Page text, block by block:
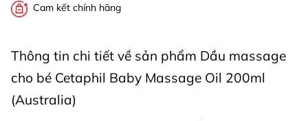
Cam kết chính hãng
Thông tin chi tiết về sản phẩm Dầu massage
cho bé Cetaphil Baby Massage Oil 200ml
(Australia)